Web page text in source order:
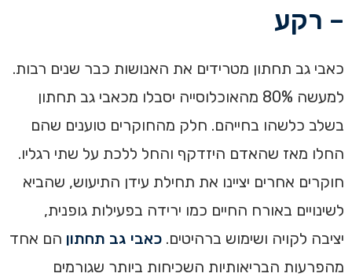
– רקע
כאבי גב תחתון מטרידים את האנושות כבר שנים רבות.
למעשה 80% מהאוכלוסייה יסבלו מכאבי גב תחתון
בשלב כלשהו בחייהם. חלק מהחוקרים טוענים שהם
החלו מאז שהאדם היזדקף והחל ללכת על שתי רגליו.
חוקרים אחרים יציינו את תחילת עידן התיעוש, שהביא
לשינויים באורח החיים כמו ירידה בפעילות גופנית,
יציבה לקויה ושימוש ברהיטים. כאבי גב תחתון הם אחד
מהפרעות הבריאותיות השכיחות ביותר שגורמים